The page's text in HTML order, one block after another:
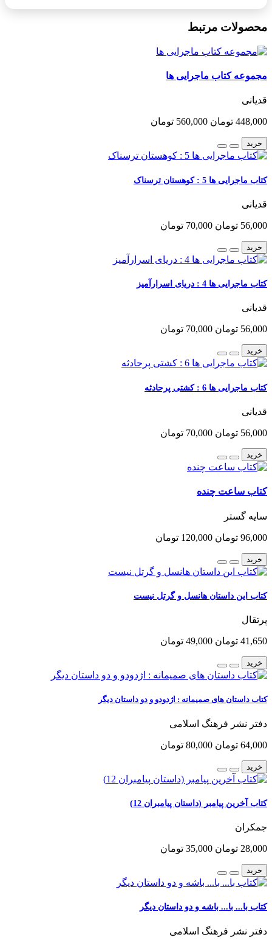
محصولات مرتبط
مجموعه کتاب ماجرایی ها
قدیانی
448,000 تومان 560,000 تومان
خرید
کتاب ماجرایی ها 5 : کوهستان ترسناک
قدیانی
56,000 تومان 70,000 تومان
خرید
کتاب ماجرایی ها 4 : دریای اسرارآمیز
قدیانی
56,000 تومان 70,000 تومان
خرید
کتاب ماجرایی ها 6 : کشتی پرحادثه
قدیانی
56,000 تومان 70,000 تومان
خرید
کتاب ساعت چنده
سایه گستر
96,000 تومان 120,000 تومان
خرید
کتاب این داستان هانسل و گرتل نیست
پرتقال
41,650 تومان 49,000 تومان
خرید
کتاب داستان های صمیمانه : اژدودو و دو داستان دیگر
دفتر نشر فرهنگ اسلامی
64,000 تومان 80,000 تومان
خرید
کتاب آخرین پیامبر (داستان پیامبران 12)
جمکران
28,000 تومان 35,000 تومان
خرید
کتاب با... با... باشه و دو داستان دیگر
دفتر نشر فرهنگ اسلامی